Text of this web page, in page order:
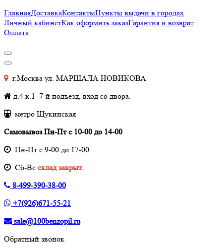
ГлавнаяДоставкаКонтактыПункты выдачи в городах
Личный кабинетКак оформить заказГарантия и возврат
Оплата
г.Москва ул. МАРШАЛА НОВИКОВА
д.4 к.1 7-й подъезд, вход со двора.
метро Щукинская
Самовывоз Пн-Пт с 10-00 до 14-00
Пн-Пт с 9-00 до 17-00
Cб-Вс склад закрыт.
8-499-390-38-00
+7(926)671-55-21
sale@100benzopil.ru
Обратный звонок